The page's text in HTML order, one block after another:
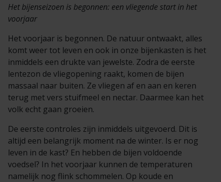
Het bijenseizoen is begonnen: een vliegende start in het
voorjaar
Het voorjaar is begonnen. De natuur ontwaakt, alles
komt weer tot leven en ook in onze bijenkasten is het
inmiddels een drukte van jewelste. Zodra de eerste
lentezon de vliegopening raakt, komen de bijen
massaal naar buiten. Ze vliegen af en aan en keren
terug met vers stuifmeel en nectar. Daarmee kan het
volk echt gaan groeien.
De eerste controles zijn inmiddels uitgevoerd. Dit is
altijd een belangrijk moment na de winter. Is er nog
leven in de kast? En hebben de bijen voldoende
voedsel? In het voorjaar kunnen de temperaturen
namelijk nog flink schommelen. Op koude en